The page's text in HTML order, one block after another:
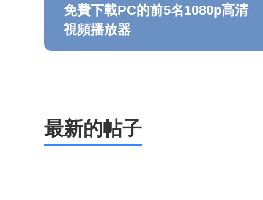
免費下載PC的前5名1080p高清
視頻播放器
最新的帖子